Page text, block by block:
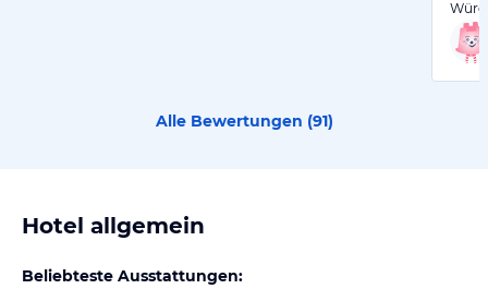
Alle Bewertungen (91)
Hotel allgemein
Beliebteste Ausstattungen: